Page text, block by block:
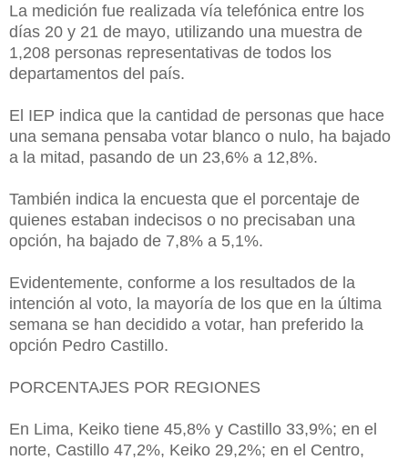
La medición fue realizada vía telefónica entre los
días 20 y 21 de mayo, utilizando una muestra de
1,208 personas representativas de todos los
departamentos del país.
El IEP indica que la cantidad de personas que hace
una semana pensaba votar blanco o nulo, ha bajado
a la mitad, pasando de un 23,6% a 12,8%.
También indica la encuesta que el porcentaje de
quienes estaban indecisos o no precisaban una
opción, ha bajado de 7,8% a 5,1%.
Evidentemente, conforme a los resultados de la
intención al voto, la mayoría de los que en la última
semana se han decidido a votar, han preferido la
opción Pedro Castillo.
PORCENTAJES POR REGIONES
En Lima, Keiko tiene 45,8% y Castillo 33,9%; en el
norte, Castillo 47,2%, Keiko 29,2%; en el Centro,